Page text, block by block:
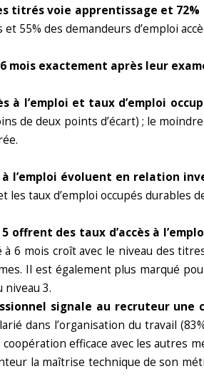
titrés voie apprentissage et
et 55% des demandeurs d’emploi
mois exactement après leur
à l’emploi et taux d’emploi
de deux points d’écart) ; le
à l’emploi évoluent en relation
les taux d’emploi occupés
offrent des taux d’accès à
à 6 mois croît avec le niveau des
Il est également plus marqué
3.
signale au recruteur une
dans l’organisation du travail
efficace avec les autres
la maîtrise technique de son